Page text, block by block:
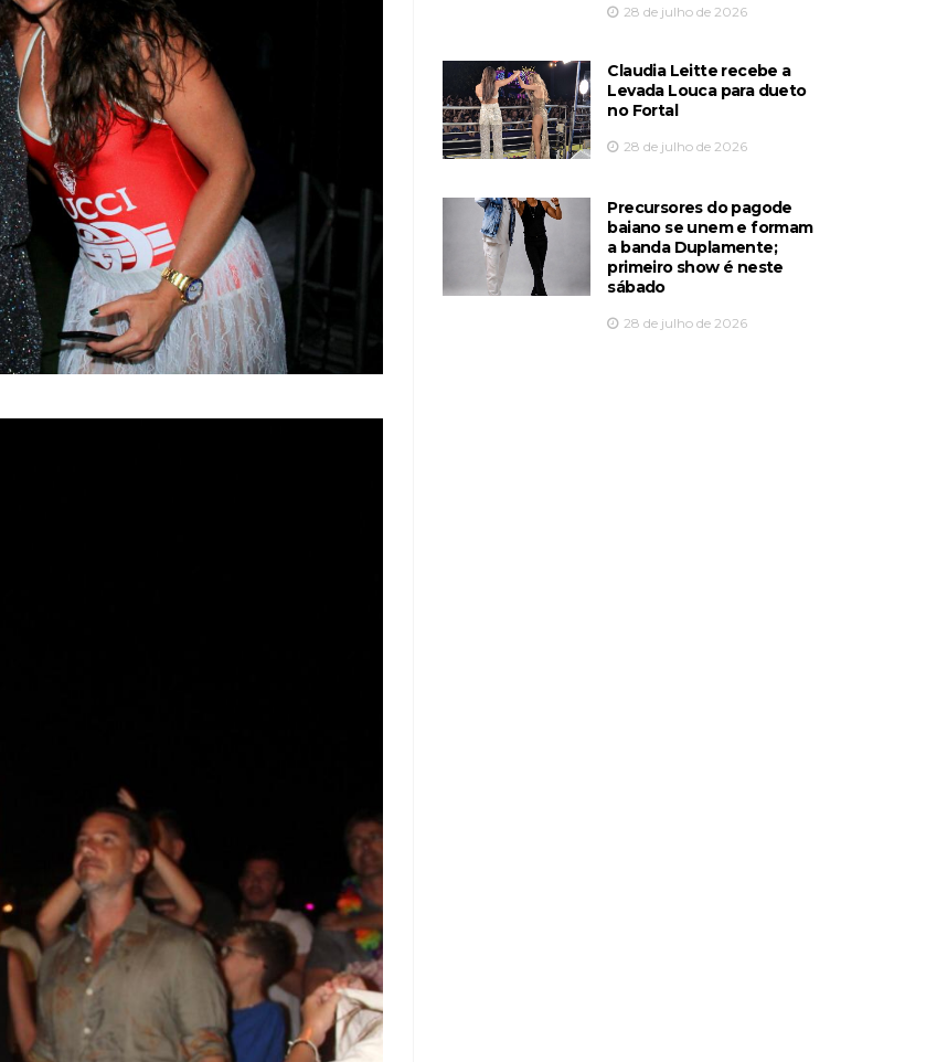
28 de julho de 2026
Claudia Leitte recebe a
Levada Louca para dueto
no Fortal
28 de julho de 2026
Precursores do pagode
baiano se unem e formam
a banda Duplamente;
primeiro show é neste
sábado
28 de julho de 2026